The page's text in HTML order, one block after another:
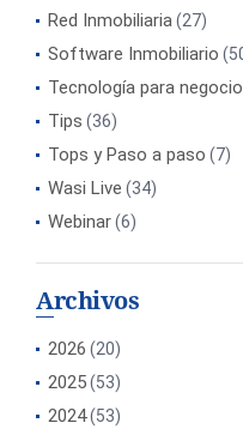
Red Inmobiliaria(27)
Software Inmobiliario
Tecnología para
Tips (36)
Tops y Paso a paso (7)
Wasi Live (34)
Webinar(6)
Archivos
2026 (20)
2025(53)
2024(53)